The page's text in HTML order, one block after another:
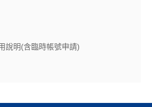
說明(含臨時帳號申請)